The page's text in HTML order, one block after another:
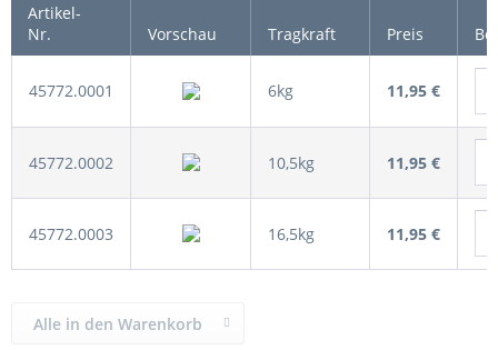
Artikel-
Nr.
Vorschau Tragkraft Preis
45772.0001 6kg 11,95 €
45772.0002 10,5kg 11,95 €
45772.0003 16,5kg 11,95 €
Alle in den Warenkorb